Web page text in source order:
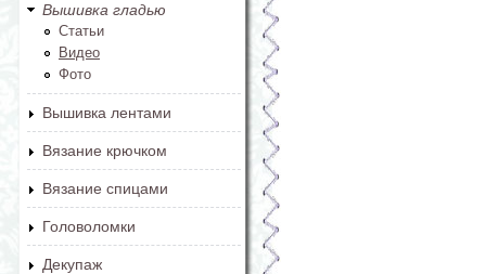
Вышивка гладью
Статьи
Видео
Фото
Вышивка лентами
Вязание крючком
Вязание спицами
Головоломки
Декупаж